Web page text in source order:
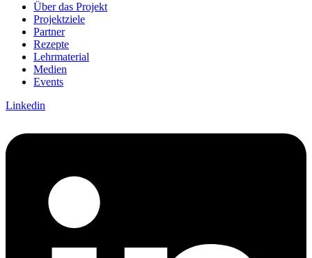
Über das Projekt
Projektziele
Partner
Rezepte
Lehrmaterial
Medien
Events
Linkedin